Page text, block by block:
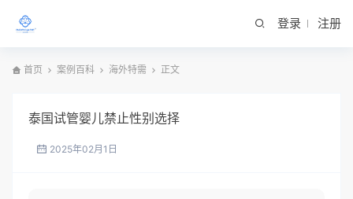
登录 注册
首页 案例百科 海外特需 正文
泰国试管婴儿禁止性别选择
2025年02月1日